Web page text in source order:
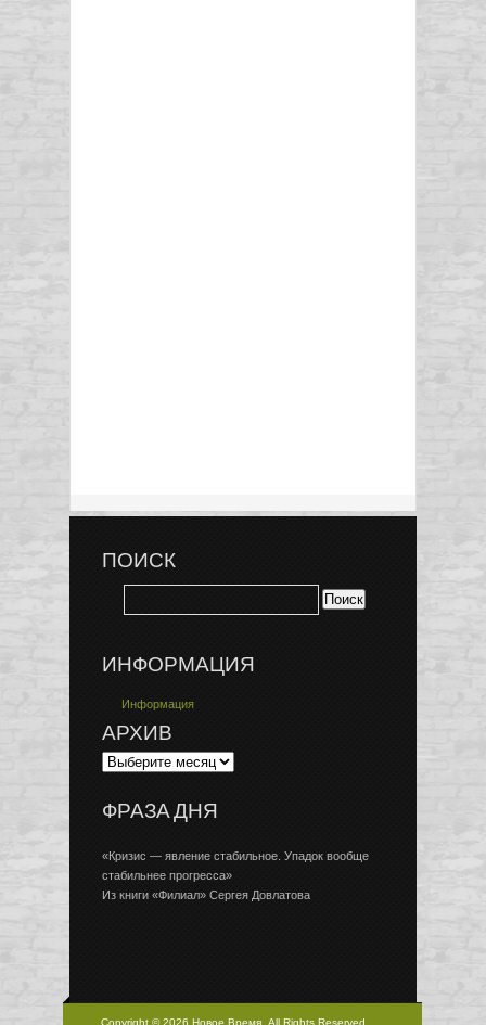
ПОИСК
ИНФОРМАЦИЯ
Информация
АРХИВ
ФРАЗА ДНЯ
«Кризис — явление стабильное. Упадок вообще
стабильнее прогресса»
Из книги «Филиал» Сергея Довлатова
Copyright © 2026 Новое Время, All Rights Reserved.